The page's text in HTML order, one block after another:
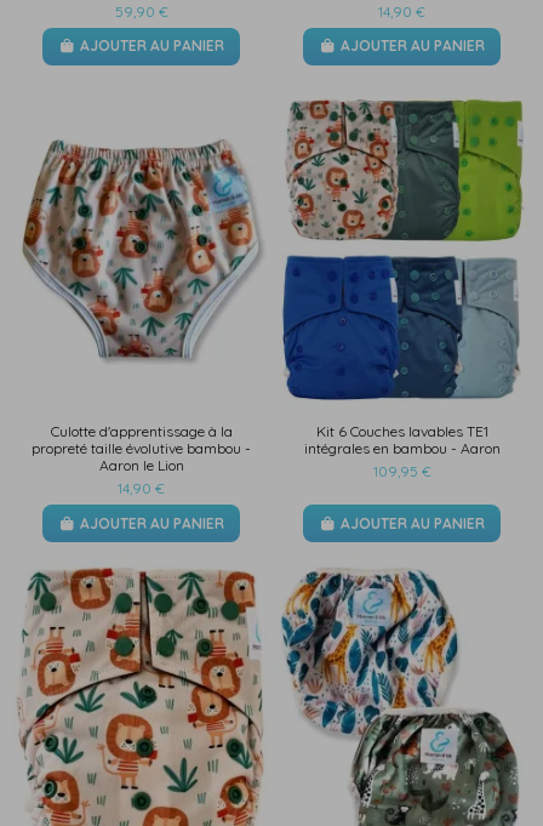
59,90 €
AJOUTER AU PANIER
14,90 €
AJOUTER AU PANIER
Culotte d'apprentissage à la
propreté taille évolutive bambou -
Aaron le Lion
14,90 €
AJOUTER AU PANIER
Kit 6 Couches lavables TE1
intégrales en bambou - Aaron
109,95 €
AJOUTER AU PANIER